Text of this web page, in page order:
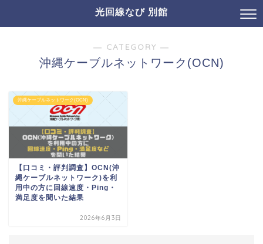
光回線なび 別館
― CATEGORY ―
沖縄ケーブルネットワーク(OCN)
沖縄ケーブルネットワーク(OCN)
【口コミ・評判調査】OCN(沖
縄ケーブルネットワーク)を利
用中の方に回線速度・Ping・
満足度を聞いた結果
2026年6月3日